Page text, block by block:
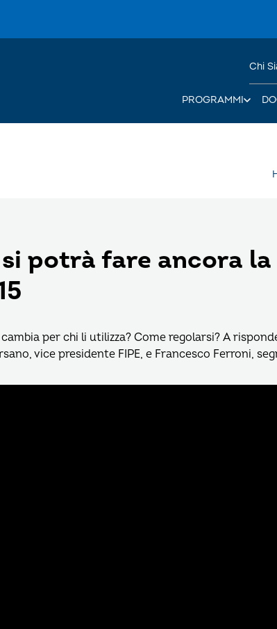
PROGRAMMI
Chi
potrà fare ancora la
per chi li utilizza? Come regolarsi? A
vice presidente FIPE, e Francesco Ferroni,